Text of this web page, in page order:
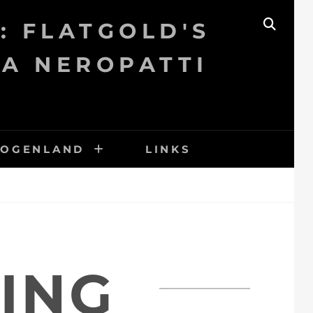
FLATGOLD'S
NEROPATTI
LINKS